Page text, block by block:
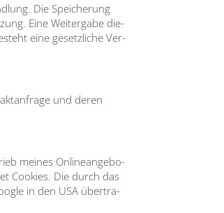
Die Spei­che­rung
Eine Wei­ter­ga­be die­
eine gesetz­li­che Ver­
und deren
mei­nes Online­an­ge­bo­
Coo­kies. Die durch das
in den USA über­tra­